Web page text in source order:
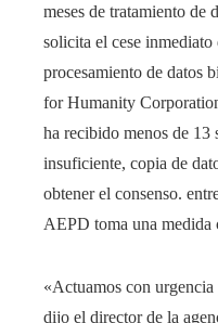
meses de tratamiento de
solicita el cese
procesamiento de datos
for Humanity
ha recibido menos de
insuficiente, copia de
obtener el consenso.
AEPD toma una medida
«Actuamos con
dijo el director de la